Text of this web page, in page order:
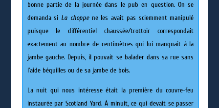
bonne partie de la journée dans le pub en question. On se
demanda si La choppene les avait pas sciemment manipulé
puisque le différentiel chaussée/trottoir correspondait
exactement au nombre de centimètres qui lui manquait à la
jambe gauche. Depuis, il pouvait se balader dans sa rue sans
l’aide béquilles ou de sa jambe de bois.
La nuit qui nous intéresse était la première du couvre-feu
instaurée par Scotland Yard. À minuit, ce qui devait se passer